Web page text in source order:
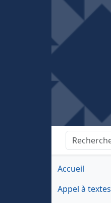
Accueil
Appel à textes